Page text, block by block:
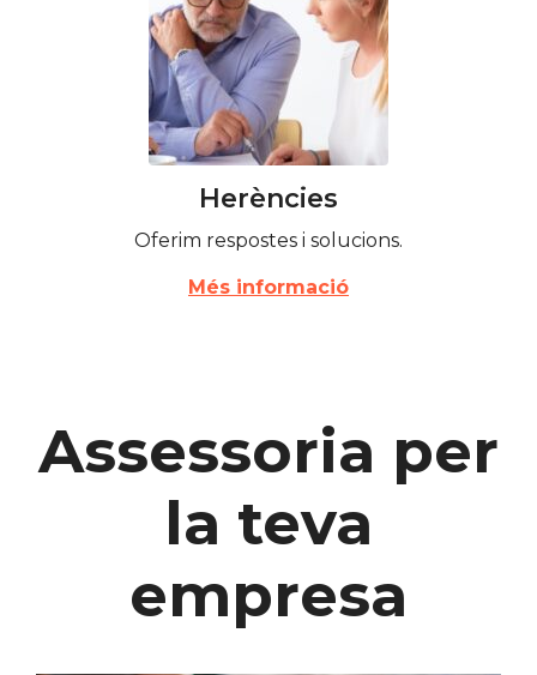
Herències
Oferim respostes i solucions.
Més informació
Assessoria per
la teva
empresa